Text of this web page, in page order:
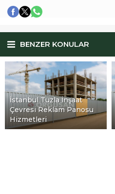
BENZER KONULAR
İstanbul Tuzla İnşaat
Çevresi Reklam Panosu
Hizmetleri